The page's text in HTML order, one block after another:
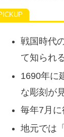
戦国時代
て知られ
1690年に
な彫刻が
毎年7月
地元では